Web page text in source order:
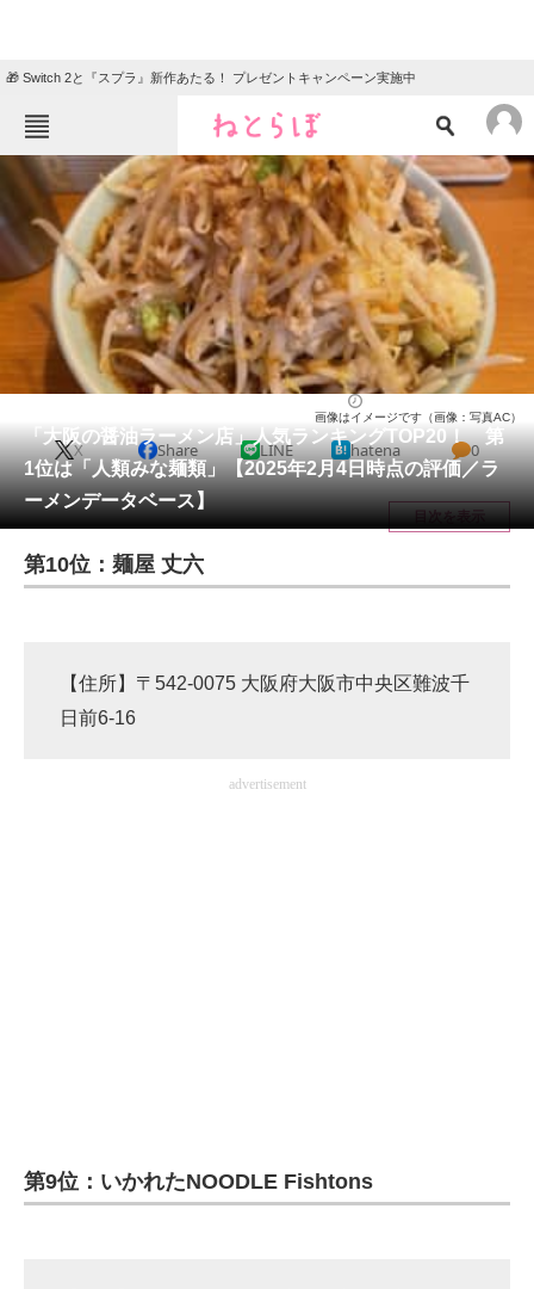
🎁 Switch 2と『スプラ』新作あたる！ プレゼントキャンペーン実施中
ねとらぼメニュー
ニュース
エンタメ クイズ
地域
住まい 教育・育児
リサーチ
会員記事
メディア
注目記事を集めた総合ページ
ITの今と未来を見通す
進化するPCとデバイスの未来
ビジネスと働き方のヒント
製造業のIT導入・活用を支援
「大阪の醤油ラーメン店」人気ランキングTOP20！ 第
1位は「人類みな麺類」【2025年2月4日時点の評価／ラ
ーメンデータベース】
画像はイメージです（画像：写真AC）
X Share LINE hatena 0
目次を表示
第10位：麺屋 丈六
【住所】〒542-0075 大阪府大阪市中央区難波千
日前6-16
advertisement
第9位：いかれたNOODLE Fishtons